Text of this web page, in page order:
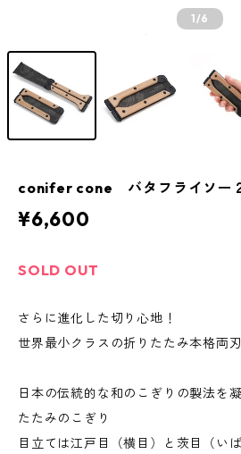
1/6
conifer cone バタフライソー
¥6,600
SOLD OUT
さらに進化した切り心地！
世界最小クラスの折りたたみ本格両
日本の伝統的な和のこぎりの製法を
たたみのこぎり
目立ては江戸目（横目）と茨目（い